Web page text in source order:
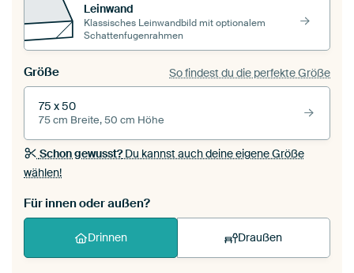
Leinwand
Klassisches Leinwandbild mit optionalem
Schattenfugenrahmen
Größe So findest du die perfekte Größe
75 x 50
75 cm Breite, 50 cm Höhe
Schon gewusst?Du kannst auch deine eigene Größe
wählen!
Für innen oder außen?
Drinnen Draußen